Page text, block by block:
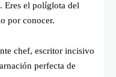
Eres el políglota del
por conocer.
chef, escritor incisivo
perfecta de